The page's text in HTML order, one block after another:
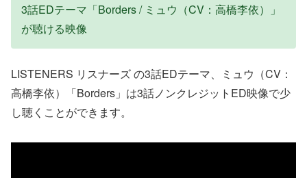
3話EDテーマ「Borders / ミュウ（CV：高橋李依）」
が聴ける映像
LISTENERS リスナーズ の3話EDテーマ、ミュウ（CV：
高橋李依）「Borders」は3話ノンクレジットED映像で少
し聴くことができます。